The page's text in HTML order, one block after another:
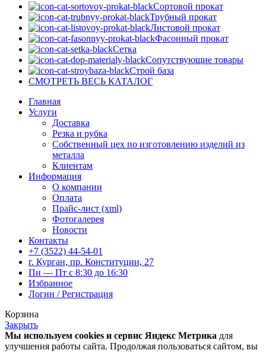
Сортовой прокат
Трубный прокат
Листовой прокат
Фасонный прокат
Сетка
Сопутствующие товары
Строй база
СМОТРЕТЬ ВЕСЬ КАТАЛОГ
Главная
Услуги
Доставка
Резка и рубка
Собственный цех по изготовлению изделий из
металла
Клиентам
Информация
О компании
Оплата
Прайс-лист (xml)
Фотогалерея
Новости
Контакты
+7 (3522) 44-54-01
г. Курган, пр. Конституции, 27
Пн — Пт с 8:30 до 16:30
Избранное
Логин / Регистрация
Корзина
Закрыть
Мы используем cookies и сервис Яндекс Метрика для
улучшения работы сайта. Продолжая пользоваться сайтом, вы